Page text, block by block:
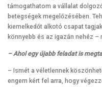
támogathatom a vállalat
betegségek megelőzésében.
kiemelkedőt alkotó csapat
könnyebb és az igazán nehéz –
– Ahol egy újabb feladat is
– Ismét a véletlennek
engem kért fel arra, hogy